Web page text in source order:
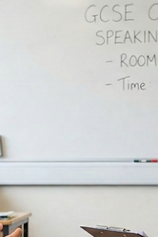
論。 綜合各方觀點，我們將讀者的回應歸納
為三大核心議題，希望能為仍在迷惘中的家
與教育同工提供更清晰的圖像。 一、口試現
場的專業博弈：書面語規限與口語演繹的平
在眾多留言中，討論最為熱烈的莫過於口試
作的技術細節，特別是有關「照稿讀」與「
東話口語」之間的矛盾。有家長分享了令人
笑皆非的經歷，指出學校因缺乏專業師資，
多位具備前線經驗的教育工作者及現任考官